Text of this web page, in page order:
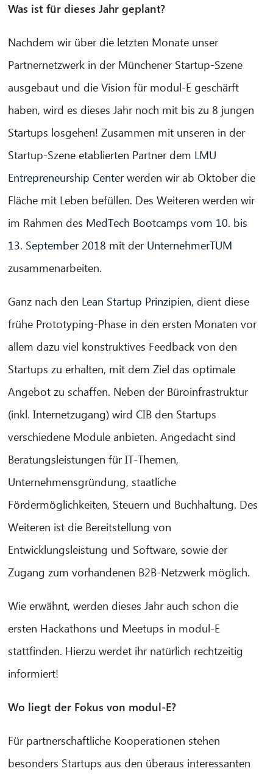
Was ist für dieses Jahr geplant?
Nachdem wir über die letzten Monate unser
Partnernetzwerk in der Münchener Startup-Szene
ausgebaut und die Vision für modul-E geschärft
haben, wird es dieses Jahr noch mit bis zu 8 jungen
Startups losgehen! Zusammen mit unseren in der
Startup-Szene etablierten Partner dem LMU
Entrepreneurship Centerwerden wir ab Oktober die
Fläche mit Leben befüllen. Des Weiteren werden wir
im Rahmen des MedTech Bootcamps vom 10. bis
13. September 2018 mit der UnternehmerTUM
zusammenarbeiten.
Ganz nach den Lean Startup Prinzipien, dient diese
frühe Prototyping-Phase in den ersten Monaten vor
allem dazu viel konstruktives Feedback von den
Startups zu erhalten, mit dem Ziel das optimale
Angebot zu schaffen. Neben der Büroinfrastruktur
(inkl. Internetzugang) wird CIB den Startups
verschiedene Module anbieten. Angedacht sind
Beratungsleistungen für IT-Themen,
Unternehmensgründung, staatliche
Fördermöglichkeiten, Steuern und Buchhaltung. Des
Weiteren ist die Bereitstellung von
Entwicklungsleistung und Software, sowie der
Zugang zum vorhandenen B2B-Netzwerk möglich.
Wie erwähnt, werden dieses Jahr auch schon die
ersten Hackathons und Meetups in modul-E
stattfinden. Hierzu werdet ihr natürlich rechtzeitig
informiert!
Wo liegt der Fokus von modul-E?
Für partnerschaftliche Kooperationen stehen
besonders Startups aus den überaus interessanten
CIB AI ChatBot